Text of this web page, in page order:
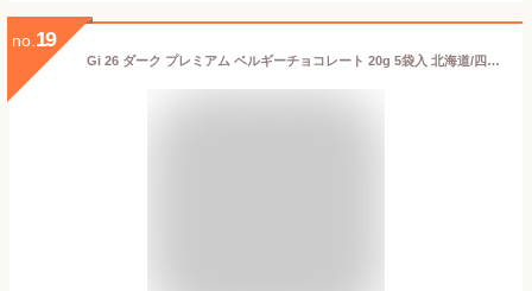
no. 19
Gi 26 ダーク プレミアム ベルギーチョコレート 20g 5袋入 北海道/四国/九州・沖縄送料別 ベルギー産 バリーカレボー クーベルチュール 低 GI お取り寄せ